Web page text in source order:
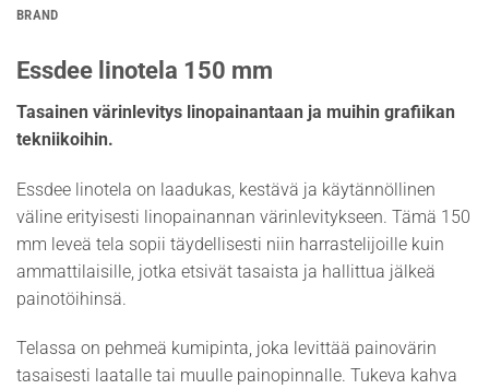
BRAND
Essdee linotela 150 mm
Tasainen värinlevitys linopainantaan ja muihin grafiikan
tekniikoihin.
Essdee linotela on laadukas, kestävä ja käytännöllinen
väline erityisesti linopainannan värinlevitykseen. Tämä 150
mm leveä tela sopii täydellisesti niin harrastelijoille kuin
ammattilaisille, jotka etsivät tasaista ja hallittua jälkeä
painotöihinsä.
Telassa on pehmeä kumipinta, joka levittää painovärin
tasaisesti laatalle tai muulle painopinnalle. Tukeva kahva